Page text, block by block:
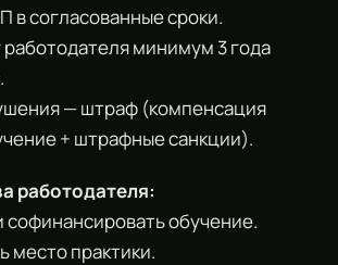
в согласованные сроки.
работодателя минимум 3 года
— штраф (компенсация
+ штрафные санкции).
работодателя:
софинансировать обучение.
место практики.